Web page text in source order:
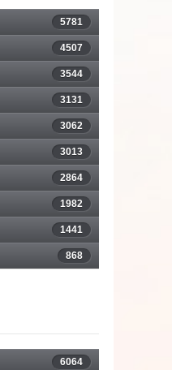
5781
4507
3544
3131
3062
3013
2864
1982
1441
868
6064